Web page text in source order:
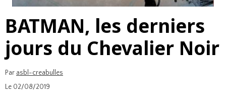
BATMAN, les derniers
jours du Chevalier Noir
Par asbl-creabulles
Le 02/08/2019